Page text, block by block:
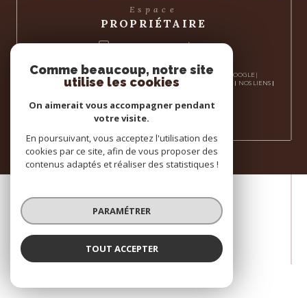
Espace
PROPRIÉTAIRE
se connecter
© 2026 | TOUS DROITS RÉSERVÉS | TRADUCTION POWERED BY GOOGLE |
NOS HONORAIRES
PLAN DU SITE MENTIONS LÉGALES
NOS LIENS
Comme beaucoup, notre site
utilise les cookies
On aimerait vous accompagner pendant
votre visite.
En poursuivant, vous acceptez l'utilisation des
cookies par ce site, afin de vous proposer des
contenus adaptés et réaliser des statistiques !
PARAMÉTRER
TOUT ACCEPTER